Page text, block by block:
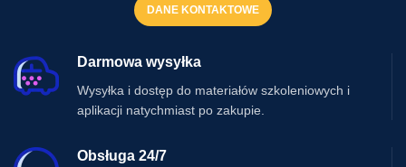
DANE KONTAKTOWE
Darmowa wysyłka
Wysyłka i dostęp do materiałów szkoleniowych i
aplikacji natychmiast po zakupie.
Obsługa 24/7